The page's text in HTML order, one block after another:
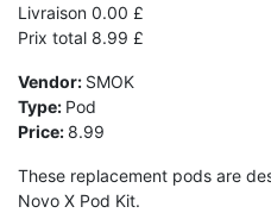
Livraison 0.00 £
Prix total 8.99 £
Vendor: SMOK
Type: Pod
Price: 8.99
These replacement pods are
Novo X Pod Kit.